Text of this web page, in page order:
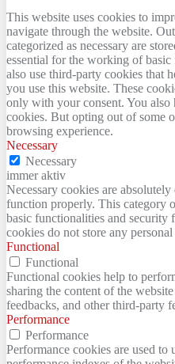
This website uses cookies to
navigate through the website.
categorized as necessary are
essential for the working of
also use third-party cookies that
you use this website. These
only with your consent. You also
cookies. But opting out of some
browsing experience.
Necessary
Necessary
immer aktiv
Necessary cookies are
function properly. This category
basic functionalities and security
cookies do not store any
Functional
Functional
Functional cookies help to
sharing the content of the
feedbacks, and other third-party
Performance
Performance
Performance cookies are used to